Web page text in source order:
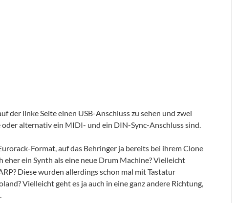
der linke Seite einen USB-Anschluss zu sehen und zwei
alternativ ein MIDI- und ein DIN-Sync-Anschluss sind.
Format, auf das Behringer ja bereits bei ihrem Clone
ein Synth als eine neue Drum Machine? Vielleicht
Diese wurden allerdings schon mal mit Tastatur
Vielleicht geht es ja auch in eine ganz andere Richtung,